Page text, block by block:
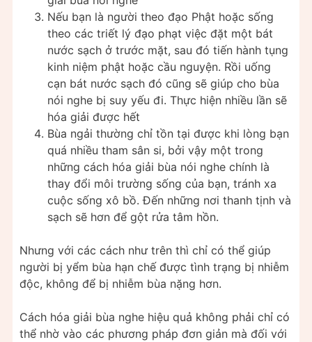
Nếu bạn là người theo đạo Phật hoặc sống
theo các triết lý đạo phạt việc đặt một bát
nước sạch ở trước mặt, sau đó tiến hành tụng
kinh niệm phật hoặc cầu nguyện. Rồi uống
cạn bát nước sạch đó cũng sẽ giúp cho bùa
nói nghe bị suy yếu đi. Thực hiện nhiều lần sẽ
hóa giải được hết
Bùa ngải thường chỉ tồn tại được khi lòng bạn
quá nhiều tham sân si, bởi vậy một trong
những cách hóa giải bùa nói nghe chính là
thay đổi môi trường sống của bạn, tránh xa
cuộc sống xô bồ. Đến những nơi thanh tịnh và
sạch sẽ hơn để gột rửa tâm hồn.
Nhưng với các cách như trên thì chỉ có thể giúp
người bị yểm bùa hạn chế được tình trạng bị nhiễm
độc, không để bị nhiễm bùa nặng hơn.
Cách hóa giải bùa nghe hiệu quả không phải chỉ có
thể nhờ vào các phương pháp đơn giản mà đối với